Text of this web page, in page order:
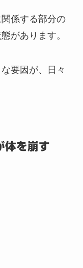
係する部分の
があります。
要因が、日々
体を崩す